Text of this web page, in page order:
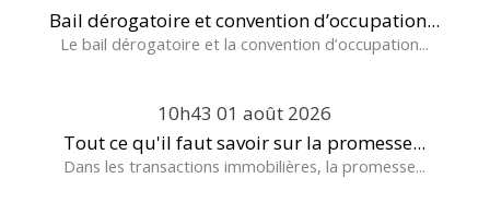
Bail dérogatoire et convention d’occupation...
Le bail dérogatoire et la convention d’occupation...
10h43 01 août 2026
Tout ce qu'il faut savoir sur la promesse...
Dans les transactions immobilières, la promesse...